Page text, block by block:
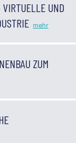
VIRTUELLE UND
ZUM